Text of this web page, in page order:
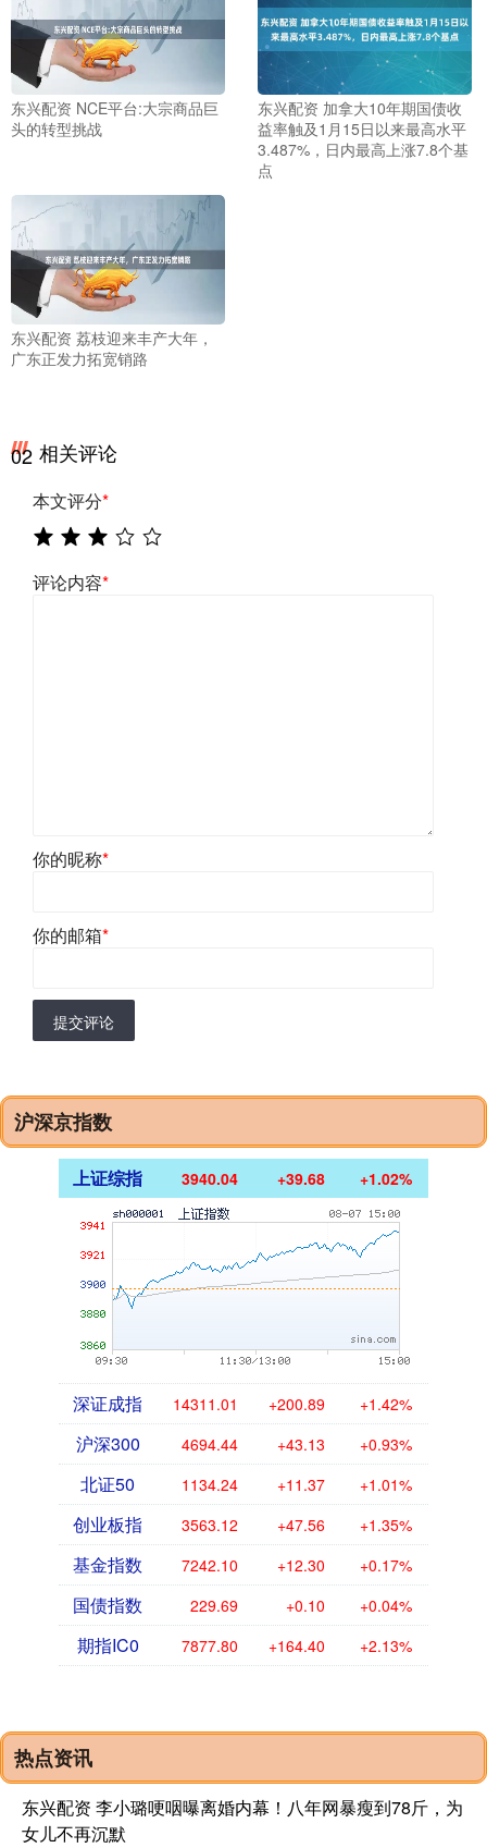
东兴配资 NCE平台:大宗商品巨
头的转型挑战
东兴配资 加拿大10年期国债收
益率触及1月15日以来最高水平
3.487%，日内最高上涨7.8个基
点
东兴配资 荔枝迎来丰产大年，
广东正发力拓宽销路
02 相关评论
本文评分*
评论内容*
你的昵称*
你的邮箱*
提交评论
沪深京指数
上证综指 3940.04 +39.68 +1.02%
深证成指 14311.01 +200.89 +1.42%
沪深300 4694.44 +43.13 +0.93%
北证50 1134.24 +11.37 +1.01%
创业板指 3563.12 +47.56 +1.35%
基金指数 7242.10 +12.30 +0.17%
国债指数 229.69 +0.10 +0.04%
期指IC0 7877.80 +164.40 +2.13%
热点资讯
东兴配资 李小璐哽咽曝离婚内幕！八年网暴瘦到78斤，为
女儿不再沉默